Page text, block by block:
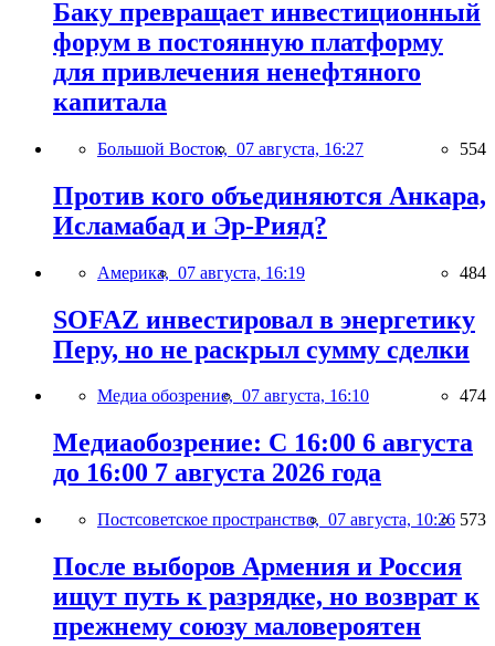
Баку превращает инвестиционный
форум в постоянную платформу
для привлечения ненефтяного
капитала
Большой Восток, 07 августа, 16:27 554
Против кого объединяются Анкара,
Исламабад и Эр-Рияд?
Америка, 07 августа, 16:19 484
SOFAZ инвестировал в энергетику
Перу, но не раскрыл сумму сделки
Медиа обозрение, 07 августа, 16:10 474
Медиаобозрение: С 16:00 6 августа
до 16:00 7 августа 2026 года
Постсоветское пространство, 07 августа, 10:26 573
После выборов Армения и Россия
ищут путь к разрядке, но возврат к
прежнему союзу маловероятен